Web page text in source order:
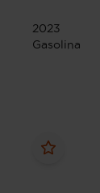
2023
Gasolina